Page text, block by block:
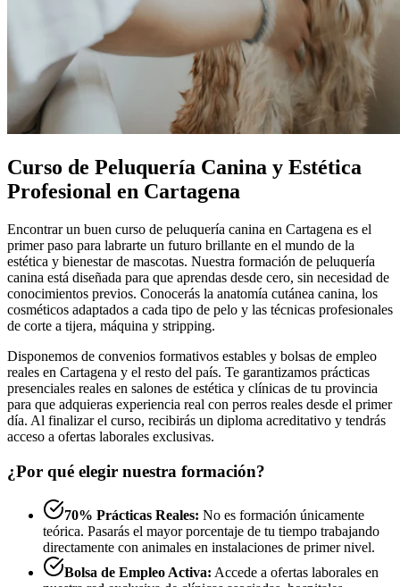
Curso de Peluquería Canina y Estética
Profesional en Cartagena
Encontrar un buen curso de peluquería canina en Cartagena es el
primer paso para labrarte un futuro brillante en el mundo de la
estética y bienestar de mascotas. Nuestra formación de peluquería
canina está diseñada para que aprendas desde cero, sin necesidad de
conocimientos previos. Conocerás la anatomía cutánea canina, los
cosméticos adaptados a cada tipo de pelo y las técnicas profesionales
de corte a tijera, máquina y stripping.
Disponemos de convenios formativos estables y bolsas de empleo
reales en Cartagena y el resto del país. Te garantizamos prácticas
presenciales reales en salones de estética y clínicas de tu provincia
para que adquieras experiencia real con perros reales desde el primer
día. Al finalizar el curso, recibirás un diploma acreditativo y tendrás
acceso a ofertas laborales exclusivas.
¿Por qué elegir nuestra formación?
70% Prácticas Reales: No es formación únicamente
teórica. Pasarás el mayor porcentaje de tu tiempo trabajando
directamente con animales en instalaciones de primer nivel.
Bolsa de Empleo Activa: Accede a ofertas laborales en